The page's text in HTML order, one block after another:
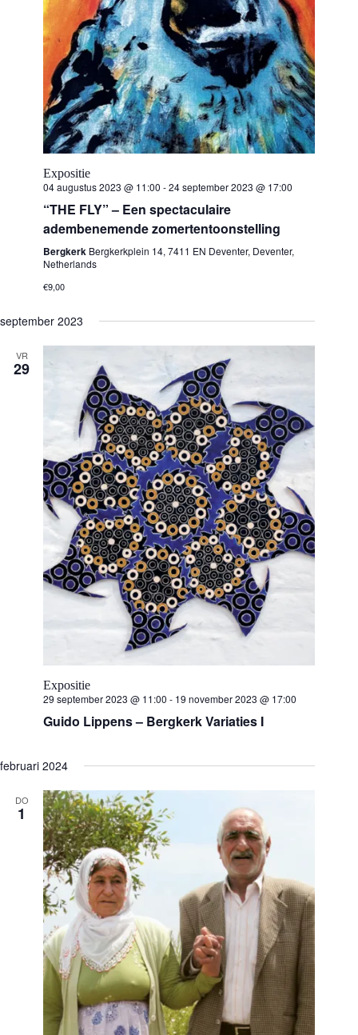
n
t
e
n
Z
o
e
k
n
e
n
w
e
e
r
g
e
v
e
n
a
v
i
g
a
t
i
e
n
v
i
g
a
t
i
e
04 augustus 2023 @ 11:00 -24 september 2023 @ 17:00
“THE FLY” – Een spectaculaire
adembenemende zomertentoonstelling
Expositie
Bergkerk Bergkerkplein 14, 7411 EN Deventer, Deventer,
Netherlands
€9,00
september 2023
VR
29
29 september 2023 @ 11:00 - 19 november 2023 @ 17:00
Guido Lippens – Bergkerk Variaties I
Expositie
februari 2024
DO
1